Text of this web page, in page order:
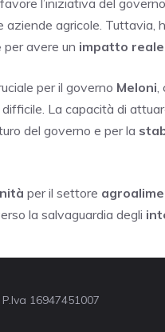
aziende agricole. Tuttavia,
per avere un impatto reale
per il governo Meloni
La capacità di
del governo e per la
per il settore
la salvaguardia degli
16947451007